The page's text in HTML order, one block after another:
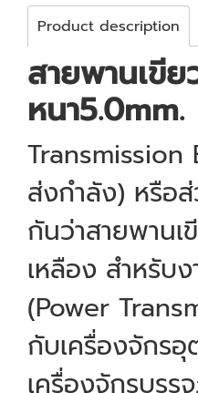
Product description
สายพานเขี
หนา5.0mm.
Transmission
ส่งกำลัง) หรือ
กันว่าสายพานเ
เหลือง สำหรับ
(Power
กับเครื่องจักรอุ
เครื่องจักรบร